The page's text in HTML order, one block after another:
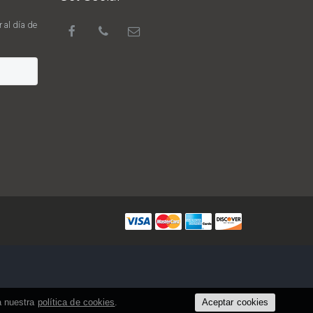
al día de
nuestra política de cookies. Aceptar cookies